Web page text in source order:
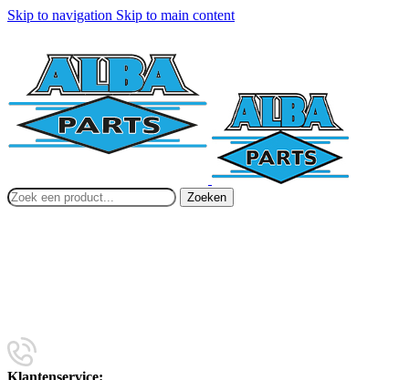
Skip to navigation Skip to main content
Zoeken
Klantenservice: